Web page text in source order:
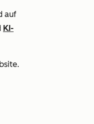
auf
KI-